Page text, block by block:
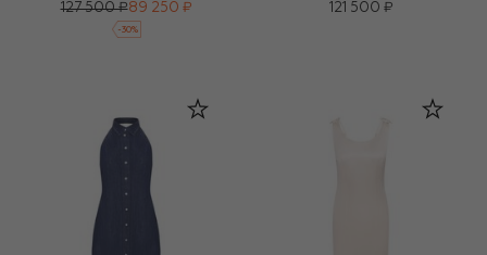
127 500 ₽89 250 ₽
-30%
121 500 ₽